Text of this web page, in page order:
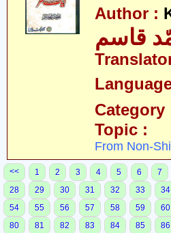
Author :
قاسم
Category
Topic :
From Non-
<< 1 2 3 4 5 6 7
28
29 30 31 32 33 34
54
55 56 57 58 59 60
80
81 82 83 84 85 86